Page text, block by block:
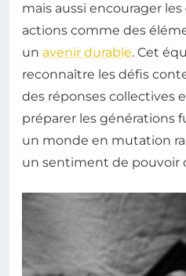
mais aussi encourager les
actions comme des
un avenir durable. Cet
reconnaître les défis
des réponses collectives
préparer les générations
un monde en mutation
un sentiment de pouvoir